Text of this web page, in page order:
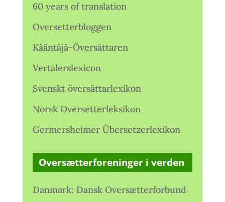
60 years of translation
Oversetterbloggen
Kääntäjä-Översättaren
Vertalerslexicon
Svenskt översättarlexikon
Norsk Oversetterleksikon
Germersheimer Übersetzerlexikon
Oversætterforeninger i verden
Danmark: Dansk Oversætterforbund